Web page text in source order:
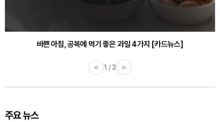
바쁜 아침, 공복에 먹기 좋은 과일 4가지 [카드뉴스]
< 1 / 3 >
주요 뉴스